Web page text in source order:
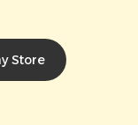
Store